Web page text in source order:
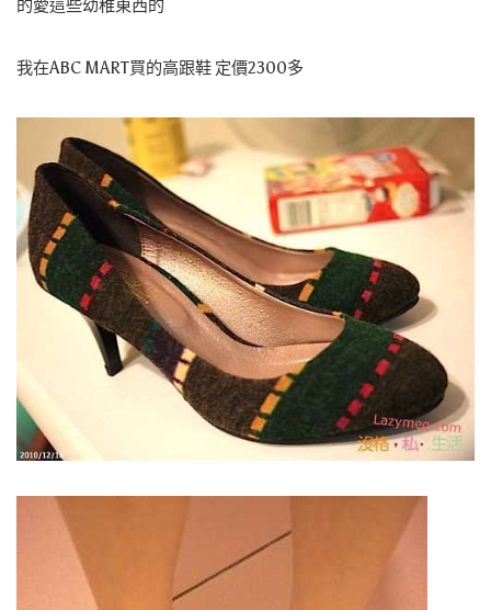
的愛這些幼稚東西的
我在ABC MART買的高跟鞋 定價2300多